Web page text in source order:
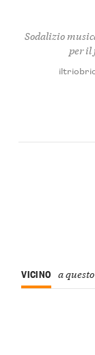
Sodalizio
per il
VICINO a